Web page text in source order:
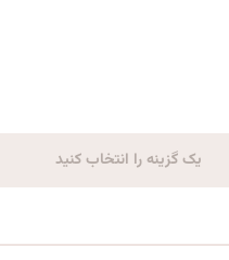
یک گزینه را انتخاب کنید